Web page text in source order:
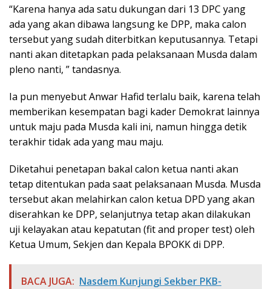
“Karena hanya ada satu dukungan dari 13 DPC yang
ada yang akan dibawa langsung ke DPP, maka calon
tersebut yang sudah diterbitkan keputusannya. Tetapi
nanti akan ditetapkan pada pelaksanaan Musda dalam
pleno nanti, ” tandasnya.
Ia pun menyebut Anwar Hafid terlalu baik, karena telah
memberikan kesempatan bagi kader Demokrat lainnya
untuk maju pada Musda kali ini, namun hingga detik
terakhir tidak ada yang mau maju.
Diketahui penetapan bakal calon ketua nanti akan
tetap ditentukan pada saat pelaksanaan Musda. Musda
tersebut akan melahirkan calon ketua DPD yang akan
diserahkan ke DPP, selanjutnya tetap akan dilakukan
uji kelayakan atau kepatutan (fit and proper test) oleh
Ketua Umum, Sekjen dan Kepala BPOKK di DPP.
BACA JUGA: Nasdem Kunjungi Sekber PKB-